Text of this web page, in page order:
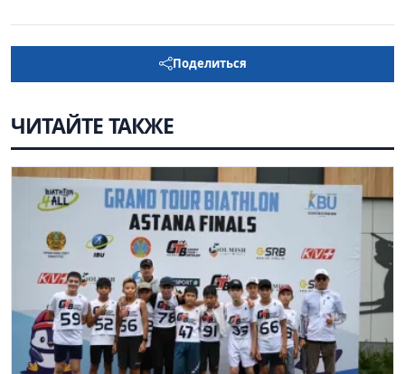
Поделиться
ЧИТАЙТЕ ТАКЖЕ